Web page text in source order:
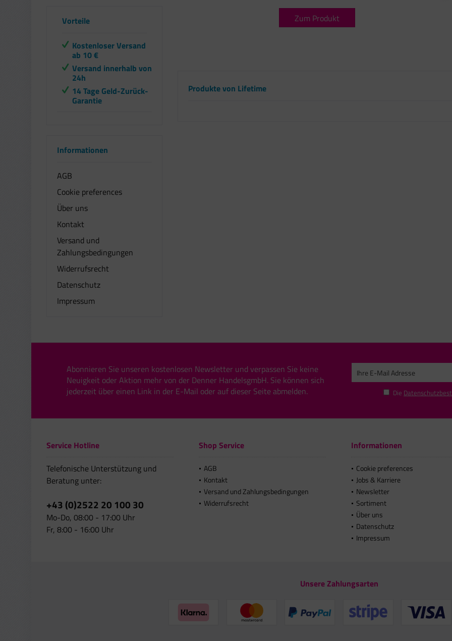
Vorteile
Kostenloser Versand
ab 10 €
Versand innerhalb von
24h
14 Tage Geld-Zurück-
Garantie
Informationen
AGB
Cookie preferences
Über uns
Kontakt
Versand und
Zahlungsbedingungen
Widerrufsrecht
Datenschutz
Impressum
Zum Produkt
Produkte von Lifetime
Abonnieren Sie unseren kostenlosen Newsletter und verpassen Sie keine
Neuigkeit oder Aktion mehr von der Denner HandelsgmbH. Sie können sich
jederzeit über einen Link in der E-Mail oder auf dieser Seite abmelden.
Die
Service Hotline
Telefonische Unterstützung und
Beratung unter:
+43 (0)2522 20 100 30
Mo-Do, 08:00 - 17:00 Uhr
Fr, 8:00 - 16:00 Uhr
Shop Service
AGB
Kontakt
Versand und Zahlungsbedingungen
Widerrufsrecht
Informationen
Cookie preferences
Jobs & Karriere
Newsletter
Sortiment
Über uns
Datenschutz
Impressum
Unsere Zahlungsarten